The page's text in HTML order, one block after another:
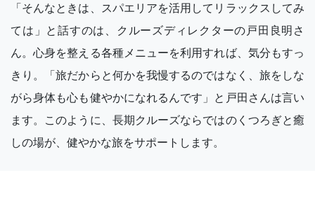
「そんなときは、スパエリアを活用してリラックスしてみ
ては」と話すのは、クルーズディレクターの戸田良明さ
ん。心身を整える各種メニューを利用すれば、気分もすっ
きり。「旅だからと何かを我慢するのではなく、旅をしな
がら身体も心も健やかになれるんです」と戸田さんは言い
ます。このように、長期クルーズならではのくつろぎと癒
しの場が、健やかな旅をサポートします。